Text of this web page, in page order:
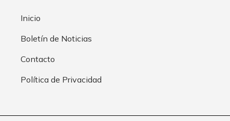
Inicio
Boletín de Noticias
Contacto
Política de Privacidad